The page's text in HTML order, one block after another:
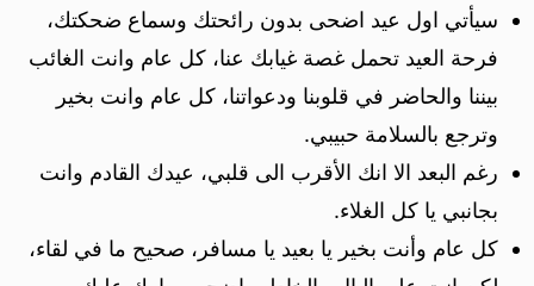
سيأتي اول عيد اضحى بدون رائحتك وسماع ضحكتك،
فرحة العيد تحمل غصة غيابك عنا، كل عام وانت الغائب
بيننا والحاضر في قلوبنا ودعواتنا، كل عام وانت بخير
وترجع بالسلامة حبيبي.
رغم البعد الا انك الأقرب الى قلبي، عيدك القادم وانت
بجانبي يا كل الغلاء.
كل عام وأنت بخير يا بعيد يا مسافر، صحيح ما في لقاء،